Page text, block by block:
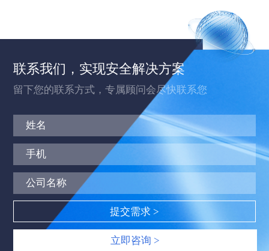
联系我们，实现安全解决方案
留下您的联系方式，专属顾问会尽快联系您
立即咨询 >